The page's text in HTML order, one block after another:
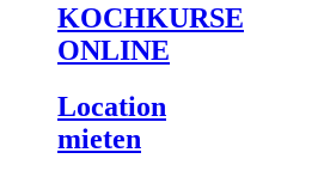
KOCHKURSE
ONLINE
Location
mieten